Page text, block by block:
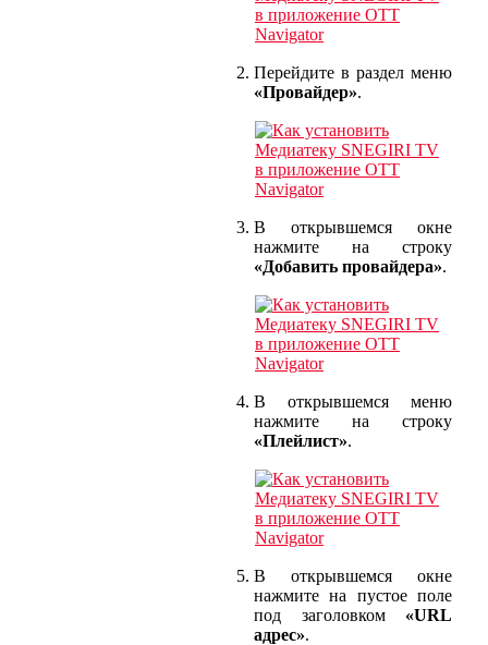
Перейдите в раздел меню
«Провайдер».
В открывшемся окне
нажмите на строку
«Добавить провайдера».
В открывшемся меню
нажмите на строку
«Плейлист».
В открывшемся окне
нажмите на пустое поле
под заголовком «URL
адрес».